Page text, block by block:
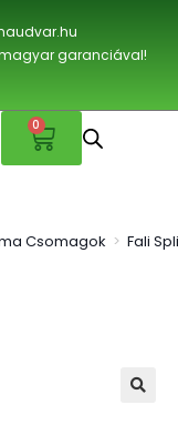
garanciával!
0
Csomagok > Fali